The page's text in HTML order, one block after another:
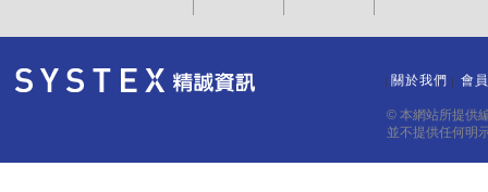
關於我們 會
© 本網站所提供
並不提供任何明